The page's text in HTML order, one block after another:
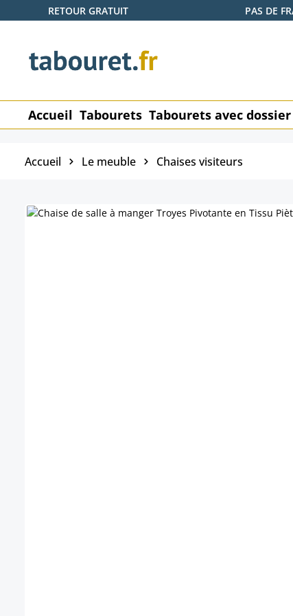
au contenu principal
Passer à la recherche
Passer à la navigation principale
RETOUR GRATUIT PAS DE
Accueil Tabourets Tabourets avec dossier
Accueil Le meuble Chaises visiteurs